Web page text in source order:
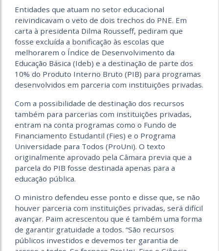
Entidades que atuam no setor educacional
reivindicavam o veto de dois trechos do PNE. Em
carta à presidenta Dilma Rousseff, pediram que
fosse excluída a bonificação às escolas que
melhorarem o Índice de Desenvolvimento da
Educação Básica (Ideb) e a destinação de parte dos
10% do Produto Interno Bruto (PIB) para programas
desenvolvidos em parceria com instituições privadas.
Com a possibilidade de destinação dos recursos
também para parcerias com instituições privadas,
entram na conta programas como o Fundo de
Financiamento Estudantil (Fies) e o Programa
Universidade para Todos (ProUni). O texto
originalmente aprovado pela Câmara previa que a
parcela do PIB fosse destinada apenas para a
educação pública.
O ministro defendeu esse ponto e disse que, se não
houver parceria com instituições privadas, será difícil
avançar. Paim acrescentou que é também uma forma
de garantir gratuidade a todos. “São recursos
públicos investidos e devemos ter garantia de